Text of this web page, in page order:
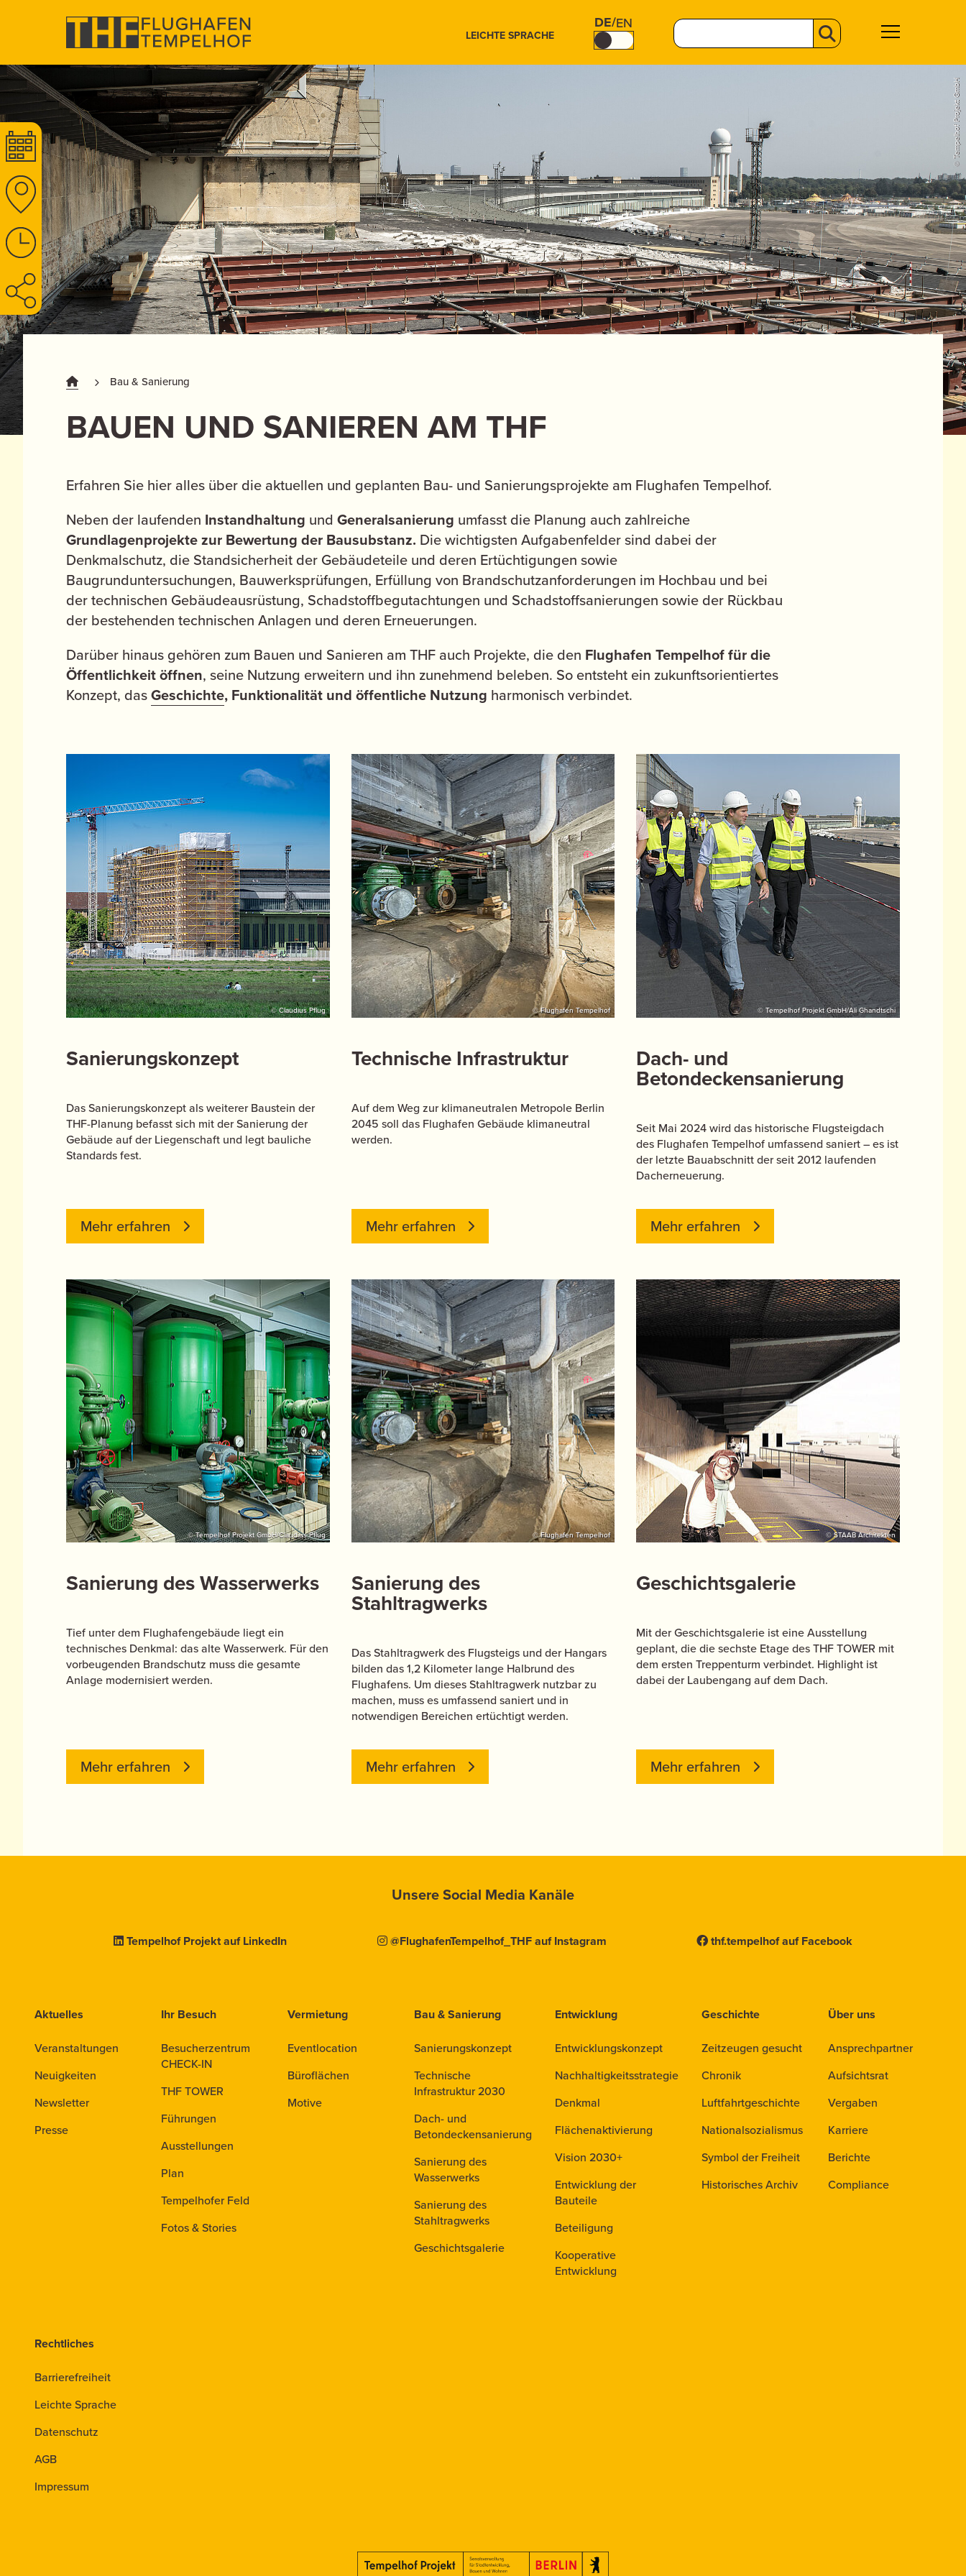
LEICHTE SPRACHE
DE/EN
© Tempelhof Projekt GmbH
Bau & Sanierung
BAUEN UND SANIEREN AM THF
Erfahren Sie hier alles über die aktuellen und geplanten Bau- und Sanierungsprojekte am Flughafen Tempelhof.
Neben der laufenden Instandhaltung und Generalsanierung umfasst die Planung auch zahlreiche
Grundlagenprojekte zur Bewertung der Bausubstanz. Die wichtigsten Aufgabenfelder sind dabei der
Denkmalschutz, die Standsicherheit der Gebäudeteile und deren Ertüchtigungen sowie
Baugrunduntersuchungen, Bauwerksprüfungen, Erfüllung von Brandschutzanforderungen im Hochbau und bei
der technischen Gebäudeausrüstung, Schadstoffbegutachtungen und Schadstoffsanierungen sowie der Rückbau
der bestehenden technischen Anlagen und deren Erneuerungen.
Darüber hinaus gehören zum Bauen und Sanieren am THF auch Projekte, die den Flughafen Tempelhof für die
Öffentlichkeit öffnen, seine Nutzung erweitern und ihn zunehmend beleben. So entsteht ein zukunftsorientiertes
Konzept, dasGeschichte, Funktionalität und öffentliche Nutzung harmonisch verbindet.
© Claudius Pflug
Sanierungskonzept
Das Sanierungskonzept als weiterer Baustein der
THF-Planung befasst sich mit der Sanierung der
Gebäude auf der Liegenschaft und legt bauliche
Standards fest.
Mehr erfahren
© Flughafen Tempelhof
Technische Infrastruktur
Auf dem Weg zur klimaneutralen Metropole Berlin
2045 soll das Flughafen Gebäude klimaneutral
werden.
Mehr erfahren
© Tempelhof Projekt GmbH/Ali Ghandtschi
Dach- und
Betondeckensanierung
Seit Mai 2024 wird das historische Flugsteigdach
des Flughafen Tempelhof umfassend saniert – es ist
der letzte Bauabschnitt der seit 2012 laufenden
Dacherneuerung.
Mehr erfahren
© Tempelhof Projekt GmbH/Claudius Pflug
Sanierung des Wasserwerks
Tief unter dem Flughafengebäude liegt ein
technisches Denkmal: das alte Wasserwerk. Für den
vorbeugenden Brandschutz muss die gesamte
Anlage modernisiert werden.
Mehr erfahren
© Flughafen Tempelhof
Sanierung des
Stahltragwerks
Das Stahltragwerk des Flugsteigs und der Hangars
bilden das 1,2 Kilometer lange Halbrund des
Flughafens. Um dieses Stahltragwerk nutzbar zu
machen, muss es umfassend saniert und in
notwendigen Bereichen ertüchtigt werden.
Mehr erfahren
© STAAB Architekten
Geschichtsgalerie
Mit der Geschichtsgalerie ist eine Ausstellung
geplant, die die sechste Etage des THF TOWER mit
dem ersten Treppenturm verbindet. Highlight ist
dabei der Laubengang auf dem Dach.
Mehr erfahren
Unsere Social Media Kanäle
Tempelhof Projekt auf LinkedIn @FlughafenTempelhof_THF auf Instagram thf.tempelhof auf Facebook
Aktuelles
Veranstaltungen
Neuigkeiten
Newsletter
Presse
Ihr Besuch
Besucherzentrum
CHECK-IN
THF TOWER
Führungen
Ausstellungen
Plan
Tempelhofer Feld
Fotos & Stories
Vermietung
Eventlocation
Büroflächen
Motive
Bau & Sanierung
Sanierungskonzept
Technische
Infrastruktur 2030
Dach- und
Betondeckensanierung
Sanierung des
Wasserwerks
Sanierung des
Stahltragwerks
Geschichtsgalerie
Entwicklung
Entwicklungskonzept
Nachhaltigkeitsstrategie
Denkmal
Flächenaktivierung
Vision 2030+
Entwicklung der
Bauteile
Beteiligung
Kooperative
Entwicklung
Geschichte
Zeitzeugen gesucht
Chronik
Luftfahrtgeschichte
Nationalsozialismus
Symbol der Freiheit
Historisches Archiv
Über uns
Ansprechpartner
Aufsichtsrat
Vergaben
Karriere
Berichte
Compliance
Rechtliches
Barrierefreiheit
Leichte Sprache
Datenschutz
AGB
Impressum